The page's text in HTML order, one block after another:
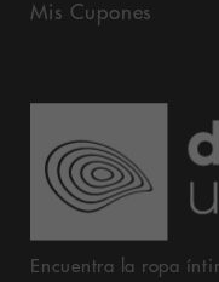
Mis Cupones
Encuentra la ropa